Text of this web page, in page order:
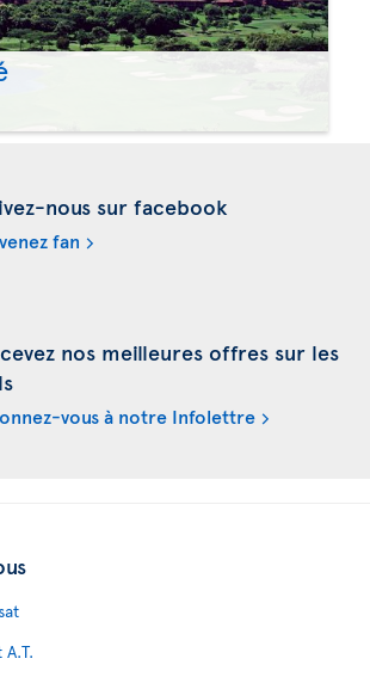
nous sur facebook
fan
nos meilleures offres sur les
vous à notre Infolettre